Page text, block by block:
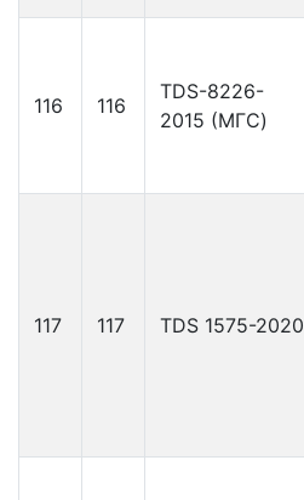
116 116
TDS-8226-
2015 (МГС)
117 117 TDS 1575-2020